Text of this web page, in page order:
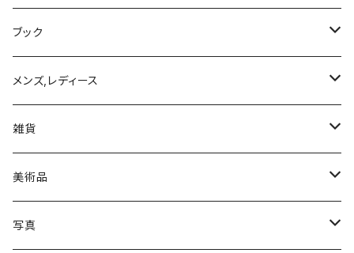
ブック
写真集
メンズ,レディース
トップス
Tシャツ
雑貨
モバイルケース/カバー
iPhone 11
美術品
絵画
写真